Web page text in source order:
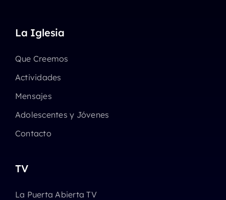
La Iglesia
Que Creemos
Actividades
Mensajes
Adolescentes y Jóvenes
Contacto
TV
La Puerta Abierta TV